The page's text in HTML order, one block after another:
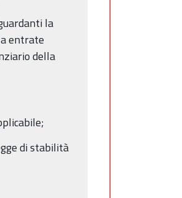
la
entrate
della
di stabilità